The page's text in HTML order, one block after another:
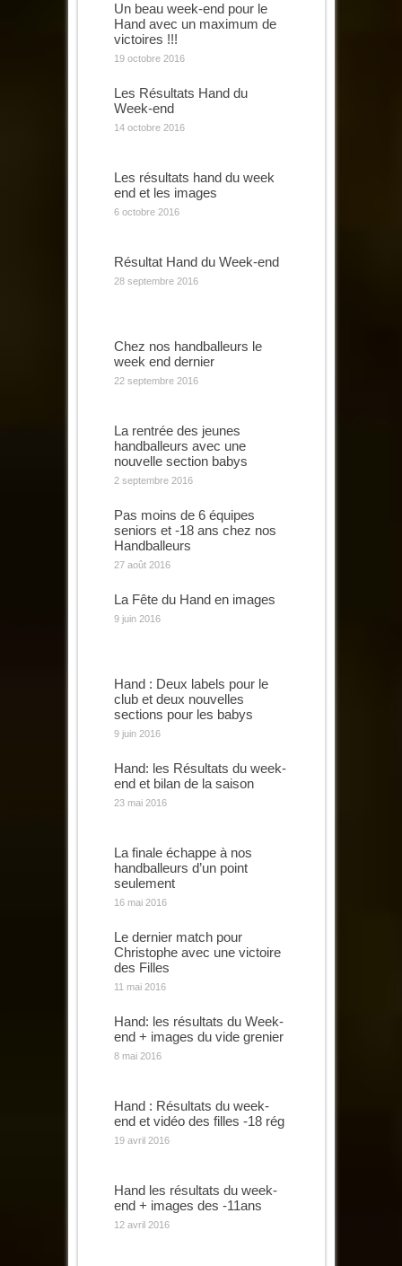
Un beau week-end pour le
Hand avec un maximum de
victoires !!!
19 octobre 2016
Les Résultats Hand du
Week-end
14 octobre 2016
Les résultats hand du week
end et les images
6 octobre 2016
Résultat Hand du Week-end
28 septembre 2016
Chez nos handballeurs le
week end dernier
22 septembre 2016
La rentrée des jeunes
handballeurs avec une
nouvelle section babys
2 septembre 2016
Pas moins de 6 équipes
seniors et -18 ans chez nos
Handballeurs
27 août 2016
La Fête du Hand en images
9 juin 2016
Hand : Deux labels pour le
club et deux nouvelles
sections pour les babys
9 juin 2016
Hand: les Résultats du week-
end et bilan de la saison
23 mai 2016
La finale échappe à nos
handballeurs d’un point
seulement
16 mai 2016
Le dernier match pour
Christophe avec une victoire
des Filles
11 mai 2016
Hand: les résultats du Week-
end + images du vide grenier
8 mai 2016
Hand : Résultats du week-
end et vidéo des filles -18 rég
19 avril 2016
Hand les résultats du week-
end + images des -11ans
12 avril 2016